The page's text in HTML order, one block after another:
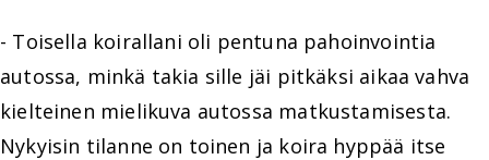
- Toisella koirallani oli pentuna pahoinvointia
autossa, minkä takia sille jäi pitkäksi aikaa vahva
kielteinen mielikuva autossa matkustamisesta.
Nykyisin tilanne on toinen ja koira hyppää itse